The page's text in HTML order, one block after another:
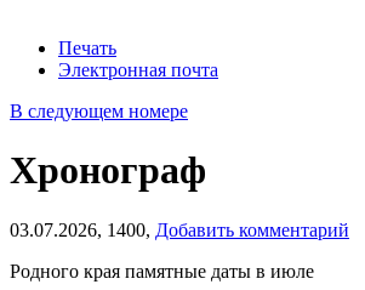
Печать
Электронная почта
В следующем номере
Хронограф
03.07.2026, 1400, Добавить комментарий
Родного края памятные даты в июле